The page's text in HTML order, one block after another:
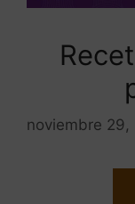
noviembre 29,